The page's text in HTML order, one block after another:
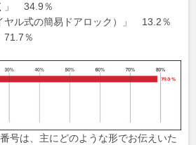
」 34.9％
ヤル式の簡易ドアロック）」 13.2％
71.7％
号は、主にどのような形でお伝えいた